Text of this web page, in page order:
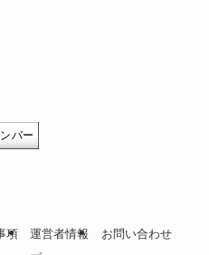
項 運営者情報
お問い合わせ